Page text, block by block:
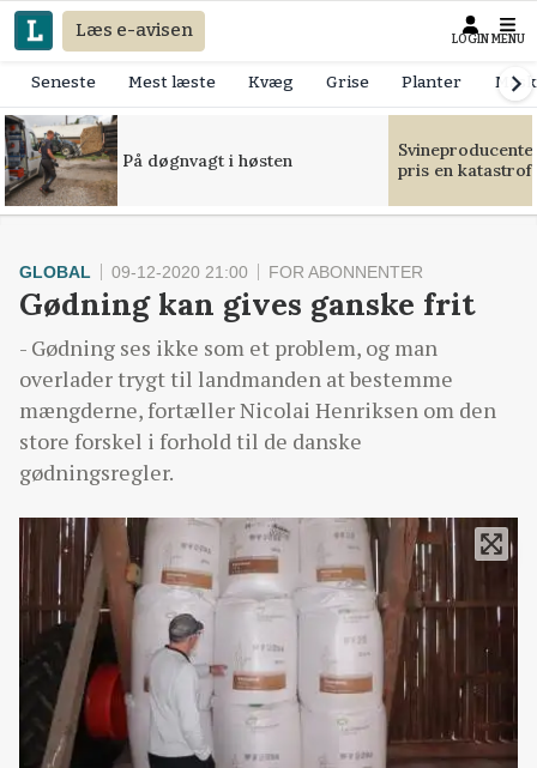
Læs e-avisen LOGIN MENU
Seneste Mest læste Kvæg Grise Planter
På døgnvagt i høsten
pris en
GLOBAL 09-12-2020 21:00 FOR ABONNENTER
Gødning kan gives ganske frit
- Gødning ses ikke som et problem, og man
overlader trygt til landmanden at bestemme
mængderne, fortæller Nicolai Henriksen om den
store forskel i forhold til de danske
gødningsregler.